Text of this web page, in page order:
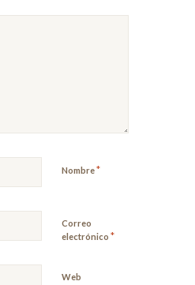
Nombre*
Correo
electrónico *
Web